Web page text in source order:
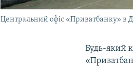
Центральний офіс «Приватбанку» в
Будь-який